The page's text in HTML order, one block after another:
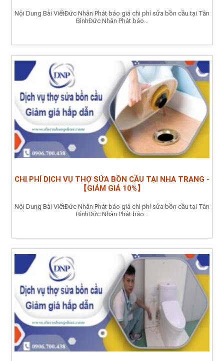
Nội Dung Bài ViếtĐức Nhân Phát báo giá chi phí sửa bồn cầu tại Tân
BìnhĐức Nhân Phát báo...
CHI PHÍ DỊCH VỤ THỢ SỬA BỒN CẦU TẠI NHA TRANG -
【GIẢM GIÁ 10%】
Nội Dung Bài ViếtĐức Nhân Phát báo giá chi phí sửa bồn cầu tại Tân
BìnhĐức Nhân Phát báo...